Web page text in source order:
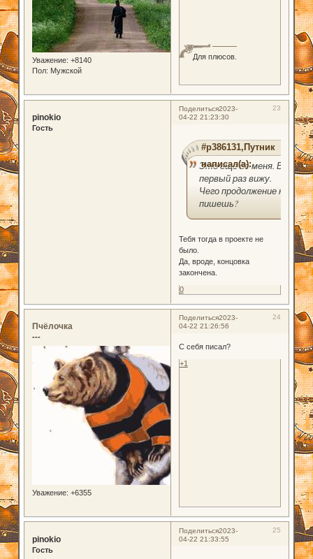
Уважение: +8140
Пол: Мужской
Для плюсов.
Поделиться 23
2023-
04-22 21:23:30
pinokio
Гость
#p386131,Путник
написал(а):
Это ещё до меня. В
первый раз вижу.
Чего продолжение не
пишешь?
Тебя тогда в проекте не
было.
Да, вроде, концовка
закончена.
0
Поделиться 24
2023-
04-22 21:26:56
Пчёлочка
---
Уважение: +6355
С себя писал?
+1
Поделиться 25
2023-
04-22 21:33:55
pinokio
Гость